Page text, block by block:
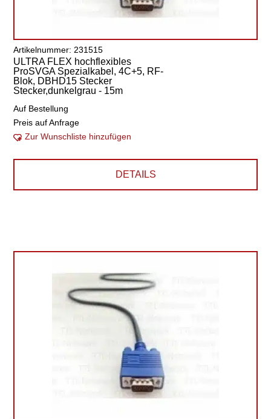
Artikelnummer: 231515
ULTRA FLEX hochflexibles
ProSVGA Spezialkabel, 4C+5, RF-
Blok, DBHD15 Stecker
Stecker,dunkelgrau - 15m
Auf Bestellung
Preis auf Anfrage
Zur Wunschliste hinzufügen
DETAILS